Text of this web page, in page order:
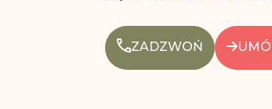
ZADZWOŃ